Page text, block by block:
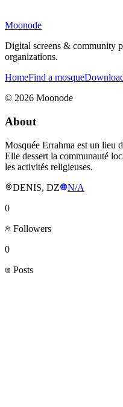
Moonode
Digital screens & community
organizations.
HomeFind a mosque
© 2026 Moonode
About
Mosquée Errahma est un lieu
Elle dessert la communauté
les activités religieuses.
DENIS, DZ
N/A
0
Followers
0
Posts